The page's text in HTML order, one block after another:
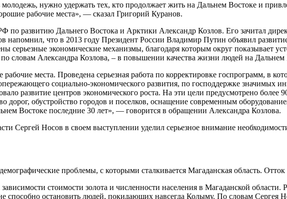
нужно удержать тех, кто продолжает жить на Дальнем Востоке и
рабочие места», — сказал Григорий Куранов.
по развитию Дальнего Востока и Арктики Александр Козлов. Его зачитал
напомнил, что в 2013 году Президент России Владимир Путин объявил
серьезные экономические механизмы, благодаря которым округ показывает
словам Александра Козлова, – в повышении качества жизни людей на Дальнем
места. Проведена серьезная работа по корректировке госпрограмм, в
социально-экономического развития, по господдержке значимых
развитие центров экономического роста. На эти цели предусмотрено
дорог, обустройство городов и поселков, оснащение современным
Востоке последние 30 лет», — говорится в обращении Александра Козлова.
Сергей Носов в своем выступлении уделил серьезное внимание
проблемы, с которыми сталкивается Магаданская область.
стоимости золота и численности населения в Магаданской
способно остановить людей, покидающих навсегда Колыму. По словам Сергея